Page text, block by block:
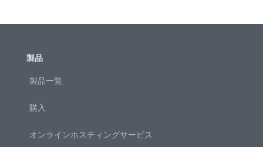
製品
製品一覧
購入
オンラインホスティングサービス